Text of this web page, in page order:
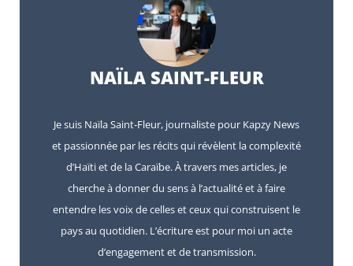
NAÏLA SAINT-FLEUR
Je suis Naïla Saint-Fleur, journaliste pour Kapzy News
et passionnée par les récits qui révèlent la complexité
d’Haïti et de la Caraïbe. À travers mes articles, je
cherche à donner du sens à l’actualité et à faire
entendre les voix de celles et ceux qui construisent le
pays au quotidien. L’écriture est pour moi un acte
d’engagement et de transmission.